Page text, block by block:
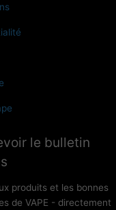
le bulletin
produits et les bonnes
de VAPE - directement